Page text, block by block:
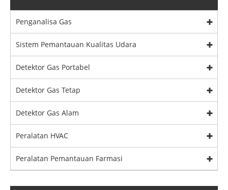
Penganalisa Gas
Sistem Pemantauan Kualitas Udara
Detektor Gas Portabel
Detektor Gas Tetap
Detektor Gas Alam
Peralatan HVAC
Peralatan Pemantauan Farmasi